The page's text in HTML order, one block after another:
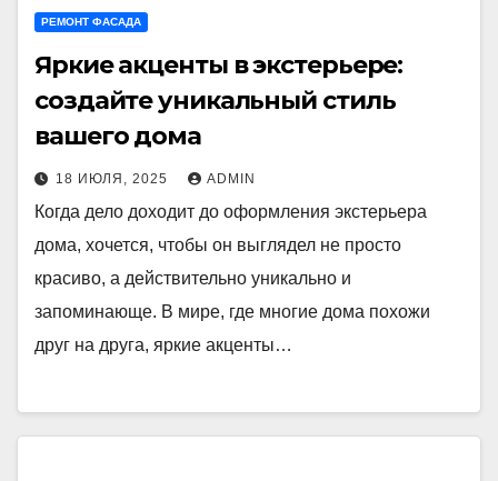
РЕМОНТ ФАСАДА
Яркие акценты в экстерьере:
создайте уникальный стиль
вашего дома
18 ИЮЛЯ, 2025 ADMIN
Когда дело доходит до оформления экстерьера
дома, хочется, чтобы он выглядел не просто
красиво, а действительно уникально и
запоминающе. В мире, где многие дома похожи
друг на друга, яркие акценты…